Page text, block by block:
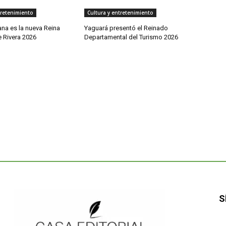
es la nueva Reina
2026
Cultura y entretenimiento
Yaguará presentó el Reinado
Departamental del Turismo 2026